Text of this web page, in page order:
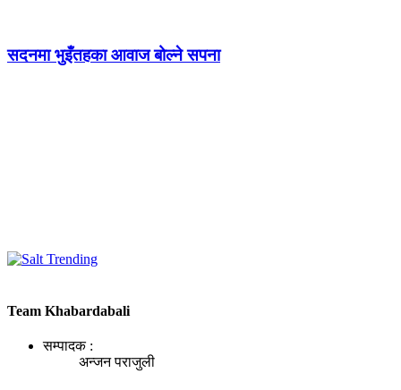
सदनमा भुइँतहका आवाज बोल्ने सपना
Team Khabardabali
सम्पादक :
अन्जन पराजुली